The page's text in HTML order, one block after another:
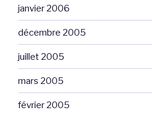
janvier 2006
décembre 2005
juillet 2005
mars 2005
février 2005